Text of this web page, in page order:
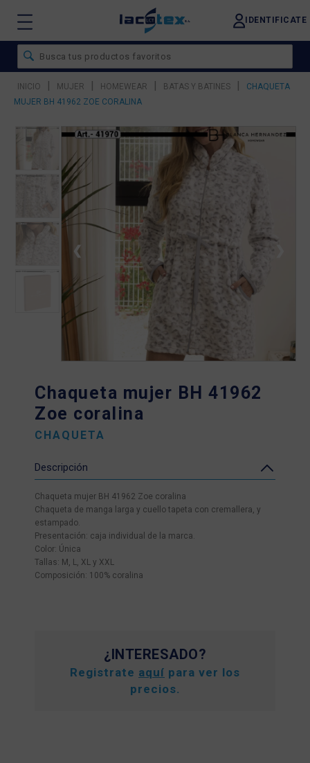
IDENTIFICATE
INICIO | MUJER | HOMEWEAR | BATAS Y BATINES |
CHAQUETA
MUJER BH 41962 ZOE CORALINA
❮
Chaqueta mujer BH 41962
Zoe coralina
CHAQUETA
Descripción
Chaqueta mujer BH 41962 Zoe coralina
Chaqueta de manga larga y cuello tapeta con cremallera, y
estampado.
Presentación: caja individual de la marca.
Color: Única
Tallas: M, L, XL y XXL
Composición: 100% coralina
¿INTERESADO?
Registrate aquí para ver los
precios.